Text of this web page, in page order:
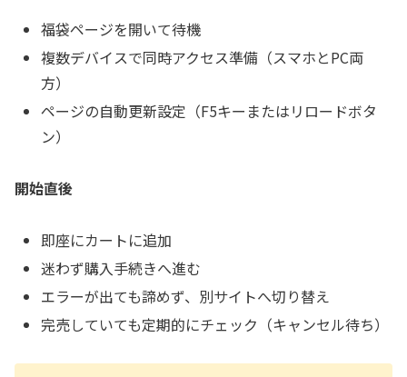
福袋ページを開いて待機
複数デバイスで同時アクセス準備（スマホとPC両
方）
ページの自動更新設定（F5キーまたはリロードボタ
ン）
開始直後
即座にカートに追加
迷わず購入手続きへ進む
エラーが出ても諦めず、別サイトへ切り替え
完売していても定期的にチェック（キャンセル待ち）